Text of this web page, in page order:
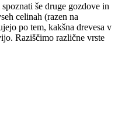
še druge gozdove in
celinah (razen na
po tem, kakšna drevesa v
Raziščimo različne vrste